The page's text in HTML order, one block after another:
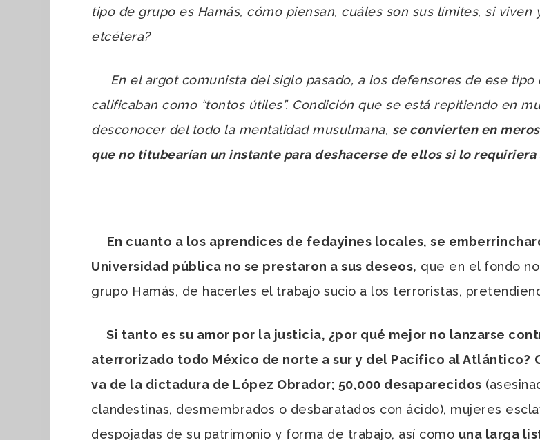
tipo de grupo es Hamás, cómo piensan, cuáles son sus límites, si
etcétera?
En el argot comunista del siglo pasado, a los defensores de ese
calificaban como “tontos útiles”. Condición que se está repitiendo en
desconocer del todo la mentalidad musulmana, se convierten en
que no titubearían un instante para deshacerse de ellos si lo requiriera
En cuanto a los aprendices de fedayines locales, se
Universidad pública no se prestaron a sus deseos, que en el fondo
grupo Hamás, de hacerles el trabajo sucio a los terroristas,
Si tanto es su amor por la justicia, ¿por qué mejor no lanzarse
aterrorizado todo México de norte a sur y del Pacífico al Atlántico?
va de la dictadura de López Obrador; 50,000 desaparecidos
clandestinas, desmembrados o desbaratados con ácido), mujeres
despojadas de su patrimonio y forma de trabajo, así como una larga